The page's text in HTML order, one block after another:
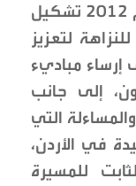
تم في الثامن من كانون الأول عام 2012 تشكيل
لتعزيز
إرساء مباديء
إلى جانب
التي
في الأردن،
للمسيرة